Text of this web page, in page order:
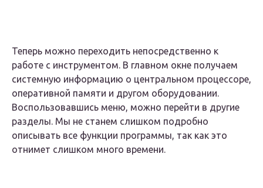
Теперь можно переходить непосредственно к
работе с инструментом. В главном окне получаем
системную информацию о центральном процессоре,
оперативной памяти и другом оборудовании.
Воспользовавшись меню, можно перейти в другие
разделы. Мы не станем слишком подробно
описывать все функции программы, так как это
отнимет слишком много времени.